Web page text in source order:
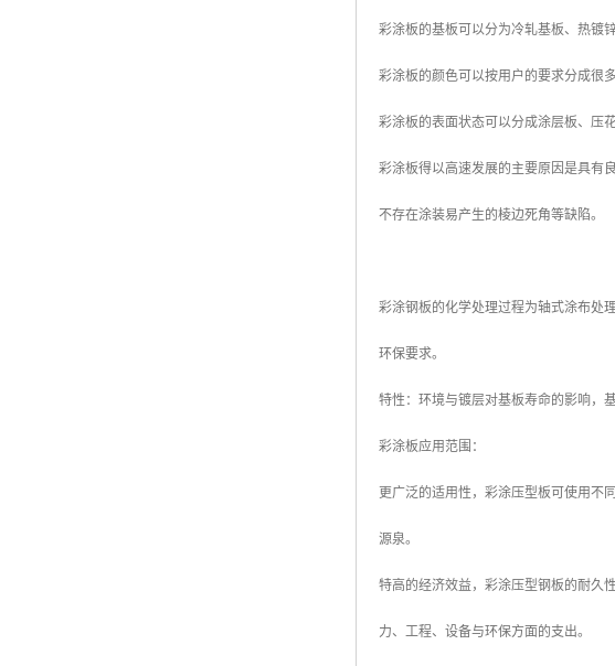
彩涂板的基板可以分为冷轧基板、热镀
彩涂板的颜色可以按用户的要求分成很
彩涂板的表面状态可以分成涂层板、压
彩涂板得以高速发展的主要原因是具有
不存在涂装易产生的棱边死角等缺陷。
彩涂钢板的化学处理过程为轴式涂布处
环保要求。
特性：环境与镀层对基板寿命的影响
彩涂板应用范围：
更广泛的适用性，彩涂压型板可使用不
源泉。
特高的经济效益，彩涂压型钢板的耐久
力、工程、设备与环保方面的支出。